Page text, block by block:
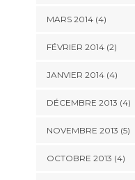
MARS 2014(4)
FÉVRIER 2014(2)
JANVIER 2014(4)
DÉCEMBRE 2013 (4)
NOVEMBRE 2013 (5)
OCTOBRE 2013 (4)